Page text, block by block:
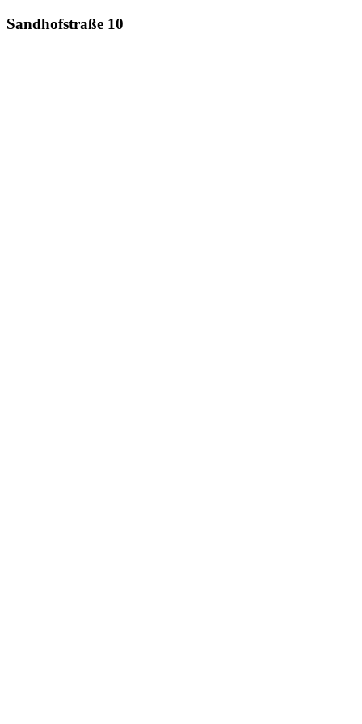
Sandhofstraße 10